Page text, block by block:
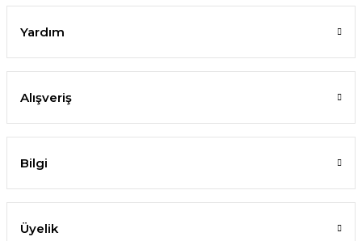
Yardım
Alışveriş
Bilgi
Üyelik